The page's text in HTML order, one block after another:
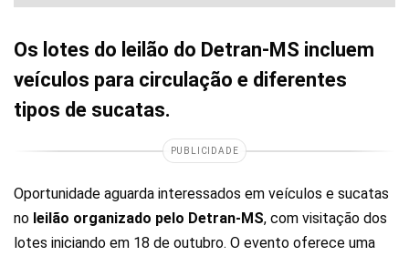
Os lotes do leilão do Detran-MS incluem
veículos para circulação e diferentes
tipos de sucatas.
PUBLICIDADE
Oportunidade aguarda interessados em veículos e sucatas
no leilão organizado pelo Detran-MS, com visitação dos
lotes iniciando em 18 de outubro. O evento oferece uma